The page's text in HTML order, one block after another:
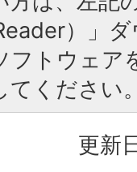
）」
フトウェア
てください
更新